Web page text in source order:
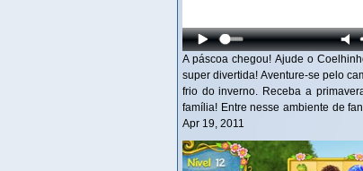
A páscoa chegou! Ajude o
super divertida! Aventure-se pelo
frio do inverno. Receba a
família! Entre nesse ambiente de
Apr 19, 2011